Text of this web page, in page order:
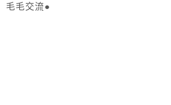
毛毛交流●